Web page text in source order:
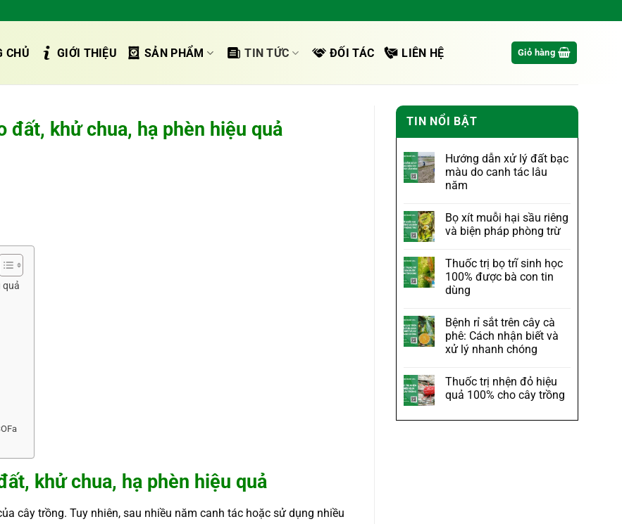
CHỦ GIỚI THIỆU SẢN PHẨM TIN TỨC ĐỐI TÁC LIÊN HỆ Giỏ hàng
đất, khử chua, hạ phèn hiệu quả
quả
khử chua, hạ phèn hiệu quả
cây trồng. Tuy nhiên, sau nhiều năm canh tác hoặc sử dụng nhiều
TIN NỔI BẬT
Hướng dẫn xử lý đất bạc
màu do canh tác lâu
năm
Bọ xít muỗi hại sầu riêng
và biện pháp phòng trừ
Thuốc trị bọ trĩ sinh học
100% được bà con tin
dùng
Bệnh rỉ sắt trên cây cà
phê: Cách nhận biết và
xử lý nhanh chóng
Thuốc trị nhện đỏ hiệu
quả 100% cho cây trồng